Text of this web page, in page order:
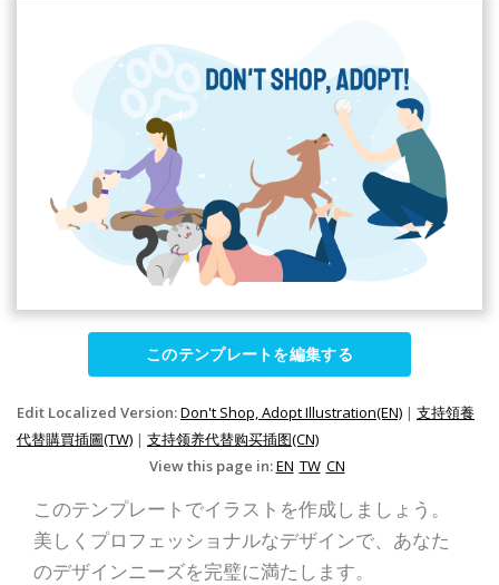
このテンプレートを編集する
Edit Localized Version:Don't Shop, Adopt Illustration(EN) | 支持領養
代替購買插圖(TW) | 支持领养代替购买插图(CN)
View this page in:EN TW CN
このテンプレートでイラストを作成しましょう。
美しくプロフェッショナルなデザインで、あなた
のデザインニーズを完璧に満たします。